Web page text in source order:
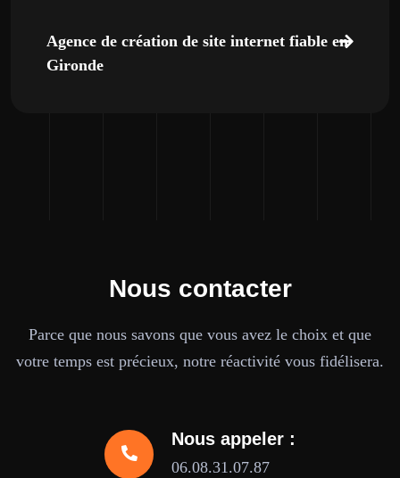
Agence de création de site internet fiable en
Gironde
Nous contacter
Parce que nous savons que vous avez le choix et que
votre temps est précieux, notre réactivité vous fidélisera.
Nous appeler :
06.08.31.07.87